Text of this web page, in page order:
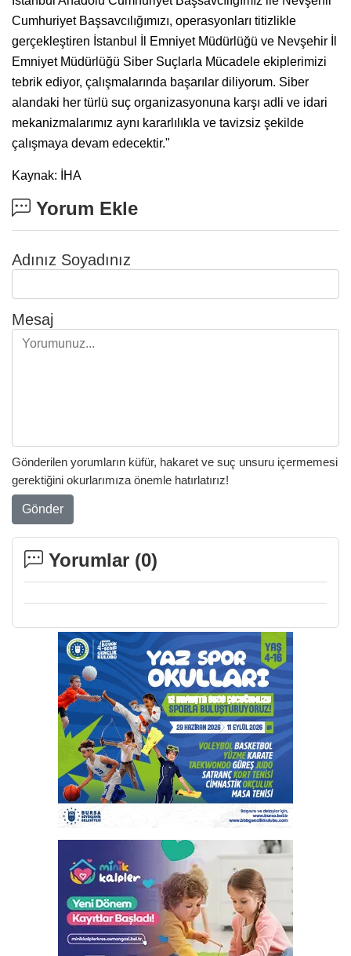
Cumhuriyet Başsavcılığımızı, operasyonları titizlikle
gerçekleştiren İstanbul İl Emniyet Müdürlüğü ve Nevşehir İl
Emniyet Müdürlüğü Siber Suçlarla Mücadele ekiplerimizi
tebrik ediyor, çalışmalarında başarılar diliyorum. Siber
alandaki her türlü suç organizasyonuna karşı adli ve idari
mekanizmalarımız aynı kararlılıkla ve tavizsiz şekilde
çalışmaya devam edecektir."
Kaynak: İHA
Yorum Ekle
Adınız Soyadınız
Mesaj
Gönderilen yorumların küfür, hakaret ve suç unsuru içermemesi
gerektiğini okurlarımıza önemle hatırlatırız!
Gönder
Yorumlar (0)